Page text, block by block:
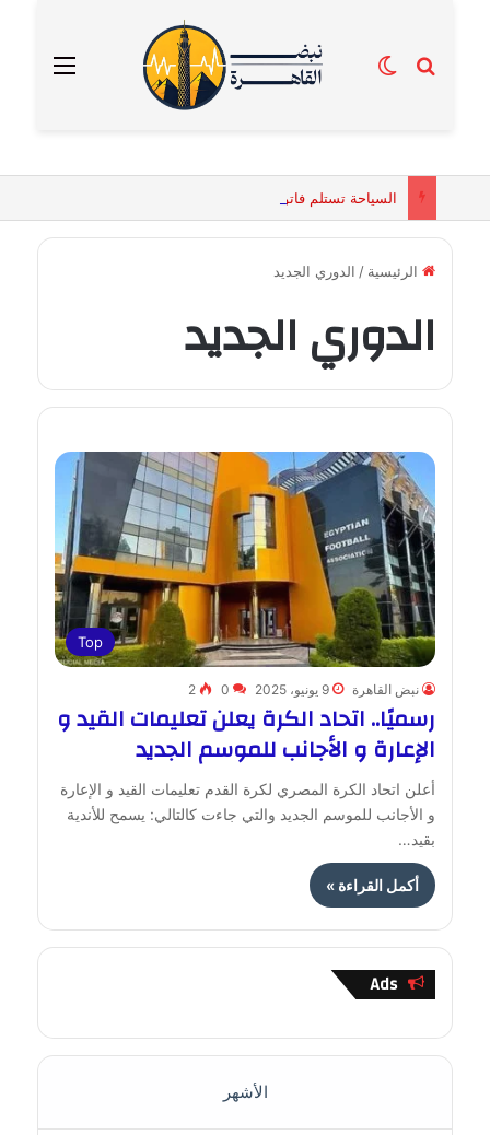
القائمة بحث عنالوضع المظلم
الرئيسية / الدوري الجديد
الدوري الجديد
Top
نبض القاهرة 9 يونيو، 2025 0
2
رسميًا.. اتحاد الكرة يعلن تعليمات القيد و
الإعارة و الأجانب للموسم الجديد
أعلن اتحاد الكرة المصري لكرة القدم تعليمات القيد و الإعارة
و الأجانب للموسم الجديد والتي جاءت كالتالي: يسمح للأندية
بقيد…
أكمل القراءة »
Ads
الأشهر